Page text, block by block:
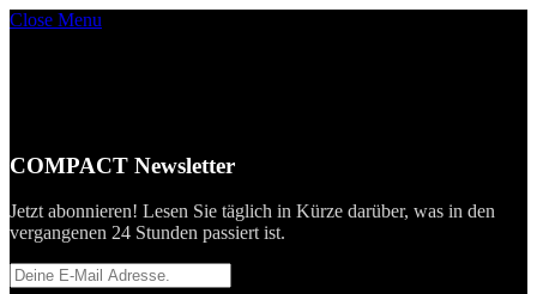
Close Menu
COMPACT Newsletter
Jetzt abonnieren! Lesen Sie täglich in Kürze darüber, was in den
vergangenen 24 Stunden passiert ist.